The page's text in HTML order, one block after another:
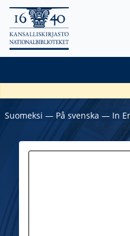
Suomeksi ― På svenska ― In